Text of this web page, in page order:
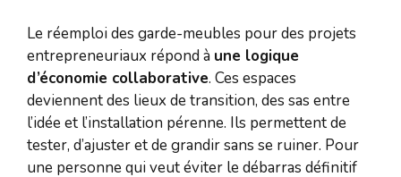
Le réemploi des garde-meubles pour des projets
entrepreneuriaux répond à une logique
d’économie collaborative. Ces espaces
deviennent des lieux de transition, des sas entre
l’idée et l’installation pérenne. Ils permettent de
tester, d’ajuster et de grandir sans se ruiner. Pour
une personne qui veut éviter le débarras définitif